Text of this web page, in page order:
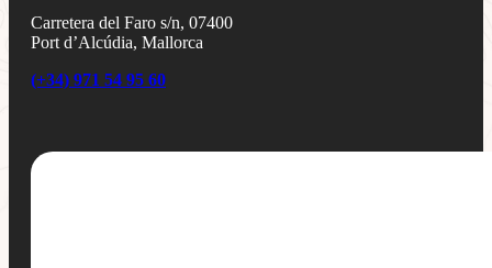
Carretera del Faro s/n, 07400
Port d’Alcúdia, Mallorca
(+34) 971 54 95 60